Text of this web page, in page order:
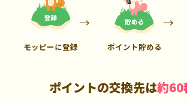
モッピーに登録 ポイント貯める
ポイントの交換先は約60